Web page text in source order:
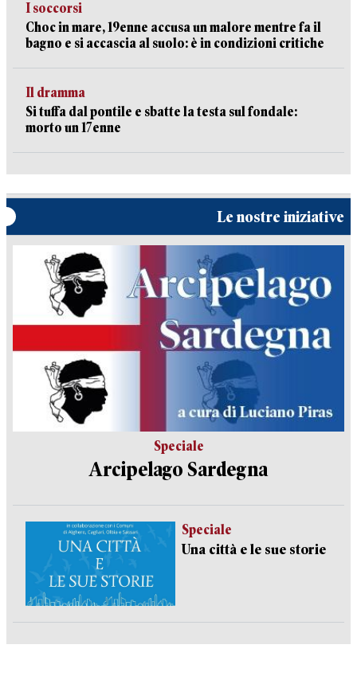
I soccorsi
Choc in mare, 19enne accusa un malore mentre fa il
bagno e si accascia al suolo: è in condizioni critiche
Il dramma
Si tuffa dal pontile e sbatte la testa sul fondale:
morto un 17enne
Le nostre iniziative
Speciale
Arcipelago Sardegna
Speciale
Una città e le sue storie